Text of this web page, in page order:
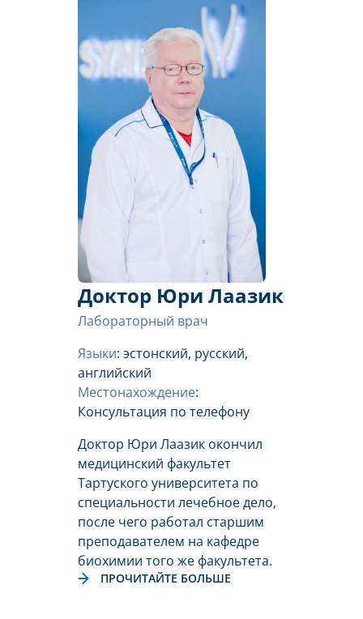
Доктор Юри Лаазик
Лабораторный врач
Языки: эстонский, русский,
английский
Местонахождение:
Консультация по телефону
Доктор Юри Лаазик окончил
медицинский факультет
Тартуского университета по
специальности лечебное дело,
после чего работал старшим
преподавателем на кафедре
биохимии того же факультета.
ПРОЧИТАЙТЕ БОЛЬШЕ